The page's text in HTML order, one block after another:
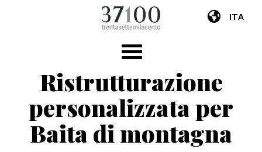
ITA
Ristrutturazione
personalizzata per
Baita di montagna